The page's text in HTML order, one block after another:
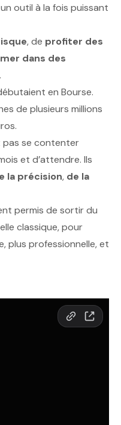
outil à la fois puissant
, de profiter des
dans des
.
en Bourse.
de plusieurs millions
pas se contenter
et d’attendre. Ils
la précision, de la
permis de sortir du
classique, pour
plus professionnelle, et